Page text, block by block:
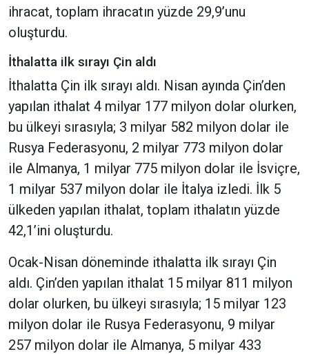
ihracat, toplam ihracatın yüzde 29,9’unu
oluşturdu.
İthalatta ilk sırayı Çin aldı
İthalatta Çin ilk sırayı aldı. Nisan ayında Çin’den
yapılan ithalat 4 milyar 177 milyon dolar olurken,
bu ülkeyi sırasıyla; 3 milyar 582 milyon dolar ile
Rusya Federasyonu, 2 milyar 773 milyon dolar
ile Almanya, 1 milyar 775 milyon dolar ile İsviçre,
1 milyar 537 milyon dolar ile İtalya izledi. İlk 5
ülkeden yapılan ithalat, toplam ithalatın yüzde
42,1’ini oluşturdu.
Ocak-Nisan döneminde ithalatta ilk sırayı Çin
aldı. Çin’den yapılan ithalat 15 milyar 811 milyon
dolar olurken, bu ülkeyi sırasıyla; 15 milyar 123
milyon dolar ile Rusya Federasyonu, 9 milyar
257 milyon dolar ile Almanya, 5 milyar 433